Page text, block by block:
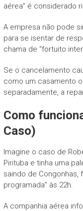
aérea” é considerado
A empresa não pode
para se isentar de
chama de “fortuito
Se o cancelamento
como um casamento
separadamente, a
Como
Caso)
Imagine o caso de
Pirituba e tinha uma
saindo de Congonhas,
programada” às 22h.
A companhia aérea